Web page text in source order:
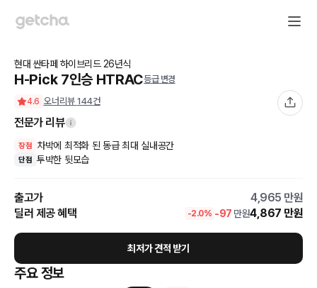
현대 싼타페 하이브리드 26년식
H-Pick 7인승 HTRAC등급 변경
4.6 오너리뷰 144건
전문가 리뷰
장점 차박에 최적화 된 동급 최대 실내공간
단점 투박한 뒷모습
출고가 4,965 만원
딜러 제공 혜택
-2.0% -97 만원4,867 만원
최저가 견적 받기
주요 정보